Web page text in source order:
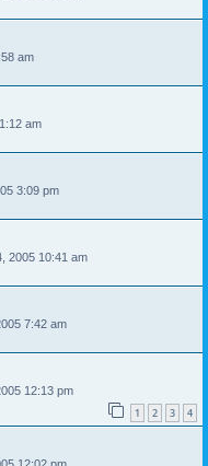
am
am
3:09 pm
2005 10:41 am
7:42 am
12:13 pm
1 2 3 4